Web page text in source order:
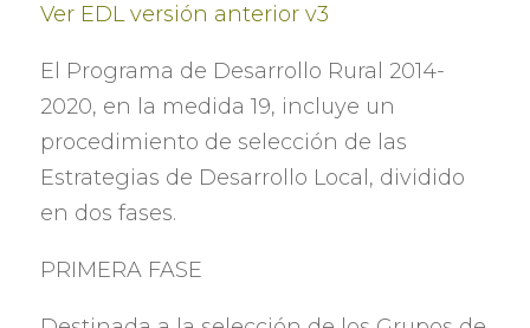
Ver EDL versión anterior v3
El Programa de Desarrollo Rural 2014-
2020, en la medida 19, incluye un
procedimiento de selección de las
Estrategias de Desarrollo Local , dividido
en dos fases.
PRIMERA FASE